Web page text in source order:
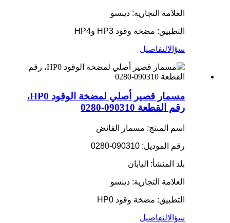
العلامة التجارية: دينسو
التطبيق: مضخة وقود HP3 وHP4
سؤالالتفاصيل
مسمار قصير أصلي لمضخة الوقود HP0،
رقم القطعة 090310-0280
اسم المنتج: مسمار الفائض
رقم الموديل: 090310-0280
بلد المنشأ: اليابان
العلامة التجارية: دينسو
التطبيق: مضخة وقود HP0
سؤالالتفاصيل